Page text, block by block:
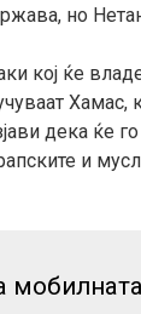
но
кој ќе
Хамас,
дека ќе
и